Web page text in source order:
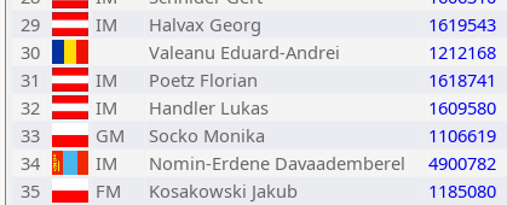
29
IM Halvax Georg 1619543
30
Valeanu Eduard-Andrei 1212168
31
IM Poetz Florian 1618741
32
IM Handler Lukas 1609580
33
GM Socko Monika 1106619
34
IM Nomin-Erdene Davaademberel 4900782
35
FM Kosakowski Jakub 1185080